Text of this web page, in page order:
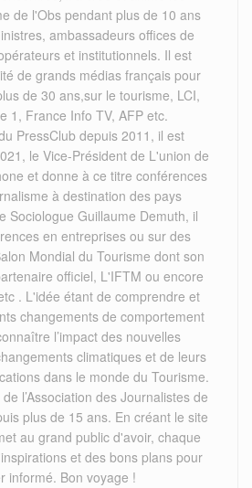
de l'Obs pendant plus de 10 ans
ambassadeurs offices de
et institutionnels. Il est
de grands médias français pour
de 30 ans,sur le tourisme, LCI,
1, France Info TV, AFP etc.
PressClub depuis 2011, il est
le Vice-Président de L'union de
et donne à ce titre conférences
à destination des pays
Sociologue Guillaume Demuth, il
en entreprises ou sur des
Mondial du Tourisme dont son
officiel, L'IFTM ou encore
. L'idée étant de comprendre et
changements de comportement
l’impact des nouvelles
climatiques et de leurs
dans le monde du Tourisme.
l’Association des Journalistes de
plus de 15 ans. En créant le site
au grand public d'avoir, chaque
et des bons plans pour
informé. Bon voyage !